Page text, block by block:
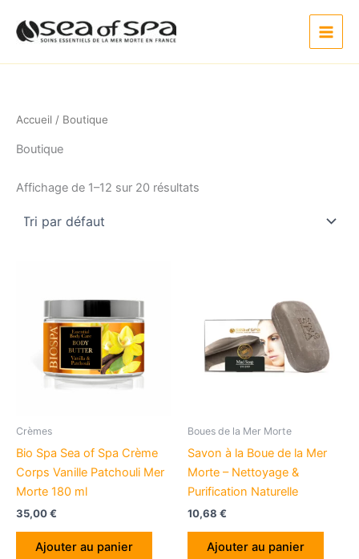
contenu
Accueil / Boutique
Boutique
Affichage de 1–12 sur 20 résultats
Crèmes
Bio Spa Sea of Spa Crème
Corps Vanille Patchouli Mer
Morte 180 ml
35,00€
Ajouter au panier
Boues de la Mer Morte
Savon à la Boue de la Mer
Morte – Nettoyage &
Purification Naturelle
10,68 €
Ajouter au panier